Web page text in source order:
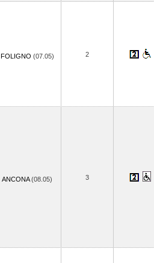
FOLIGNO (07.05) 2
ANCONA(08.05) 3